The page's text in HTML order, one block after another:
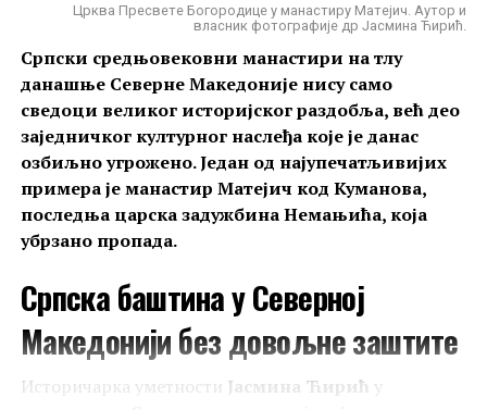
Црква Пресвете Богородице у манастиру Матејич. Аутор и
власник фотографије др Јасмина Ћирић.
Српски средњовековни манастири на тлу
данашње Северне Македоније нису само
сведоци великог историјског раздобља, већ део
заједничког културног наслеђа које је данас
озбиљно угрожено. Један од најупечатљивијих
примера је манастир Матејич код Куманова,
последња царска задужбина Немањића, која
убрзано пропада.
Српска баштина у Северној
Македонији без довољне заштите
Историчарка уметности Јасмина Ћирић у